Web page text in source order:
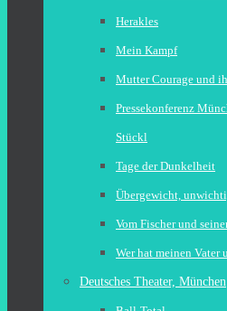
Herakles
Mein Kampf
Mutter Courage und
Pressekonferenz
Stückl
Tage der Dunkelheit
Übergewicht,
Vom Fischer und
Wer hat meinen Vater
Deutsches Theater, München